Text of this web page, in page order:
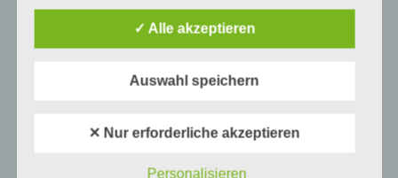
a) personenbezogene Daten
oder identifizierbare natürliche Person (im
Als identifizierbar wird eine natürliche
✓ Alle akzeptieren
Auswahl speichern
✕ Nur erforderliche akzeptieren
Personalisieren